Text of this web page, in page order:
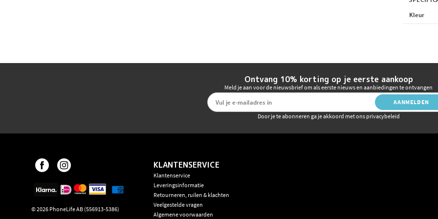
Kleur
Ontvang 10% korting op je eerste aankoop
Meld je aan voor de nieuwsbrief om als eerste nieuws en aanbiedingen te ontvangen
AANMELDEN
Door je te abonneren ga je akkoord met ons privacybeleid
©2026 PhoneLife AB (556913-5386)
KLANTENSERVICE
Klantenservice
Leveringsinformatie
Retourneren, ruilen & klachten
Veelgestelde vragen
Algemene voorwaarden